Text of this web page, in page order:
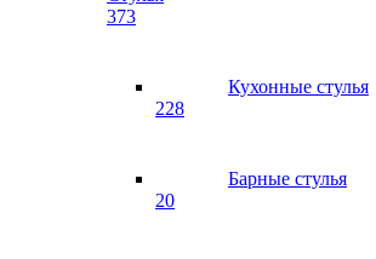
373
Кухонные стулья
228
Барные стулья
20